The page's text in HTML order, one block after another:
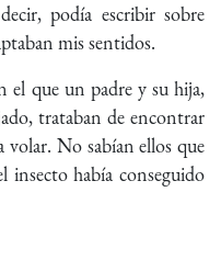
podía escribir sobre
mis sentidos.
el que un padre y su hija,
trataban de encontrar
volar. No sabían ellos que
insecto había conseguido